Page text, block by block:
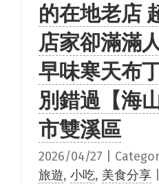
的在地老店
店家卻滿滿
早味寒天布
別錯過【海
市雙溪區
2026/04/27
旅遊, 小吃, 美食分享